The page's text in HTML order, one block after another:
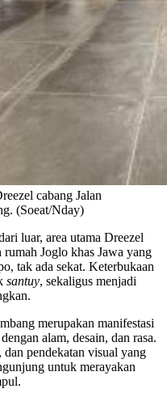
cabang Jalan
(Soeat/Nday)
luar, area utama Dreezel
Joglo khas Jawa yang
tak ada sekat. Keterbukaan
santuy, sekaligus menjadi
merupakan manifestasi
alam, desain, dan rasa.
pendekatan visual yang
untuk merayakan